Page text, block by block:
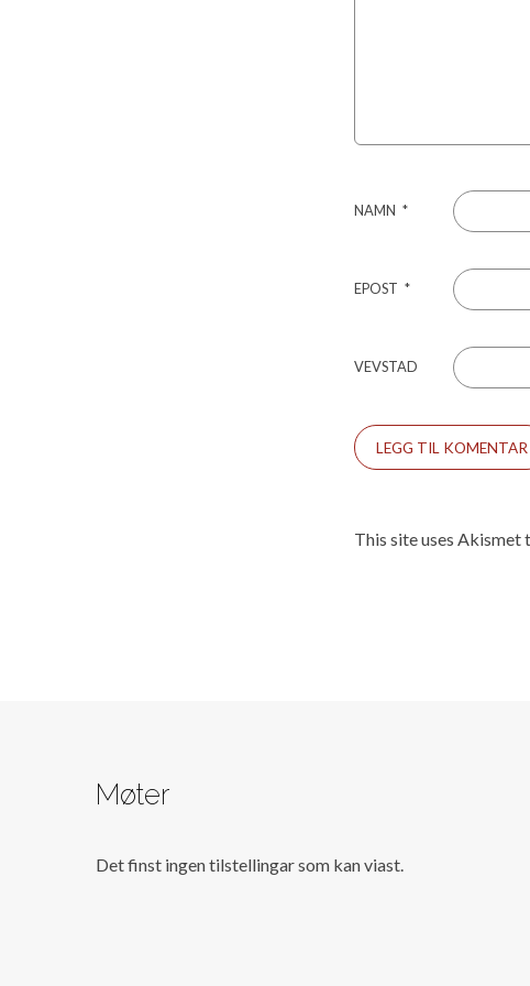
NAMN *
EPOST *
VEVSTAD
This site uses Akismet
Møter
Det finst ingen tilstellingar som kan viast.